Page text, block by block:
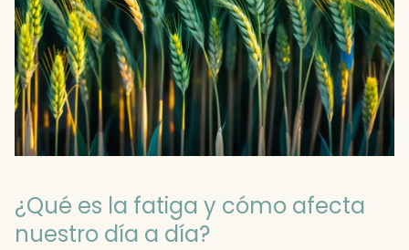
¿Qué es la fatiga y cómo afecta
nuestro día a día?